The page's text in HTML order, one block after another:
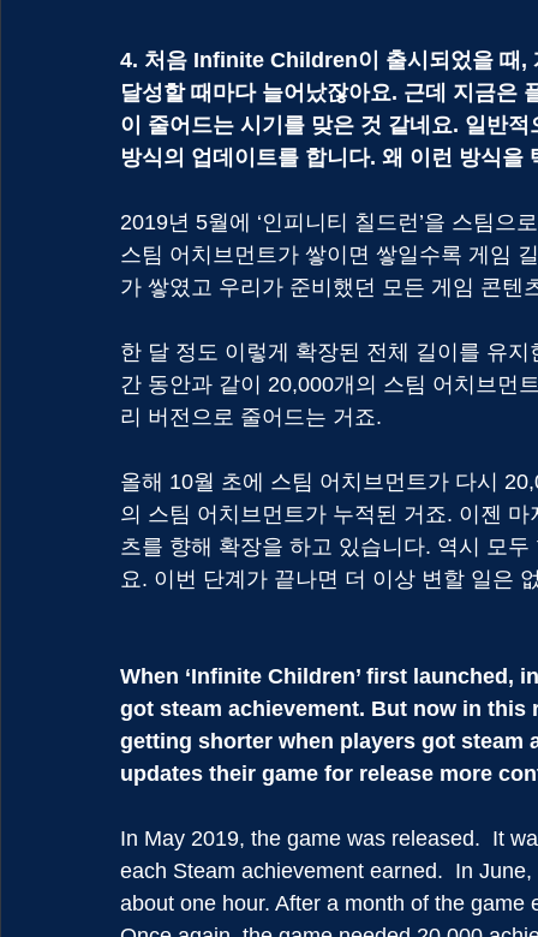
4. 처음 Infinite Children이 출시되었을 때,
달성할 때마다 늘어났잖아요. 근데 지금은
이 줄어드는 시기를 맞은 것 같네요. 일반
방식의 업데이트를 합니다. 왜 이런 방식을
2019년 5월에 ‘인피니티 칠드런’을 스팀
스팀 어치브먼트가 쌓이면 쌓일수록 게임
가 쌓였고 우리가 준비했던 모든 게임 콘텐
한 달 정도 이렇게 확장된 전체 길이를 유지
간 동안과 같이 20,000개의 스팀 어치브먼
리 버전으로 줄어드는 거죠.
올해 10월 초에 스팀 어치브먼트가 다시
의 스팀 어치브먼트가 누적된 거죠. 이젠
츠를 향해 확장을 하고 있습니다. 역시 모
요. 이번 단계가 끝나면 더 이상 변할 일은
When ‘Infinite Children’ first launched,
got steam achievement. But now in
getting shorter when players got steam
updates their game for release more
In May 2019, the game was released.  It
each Steam achievement earned.  In
about one hour. After a month of the